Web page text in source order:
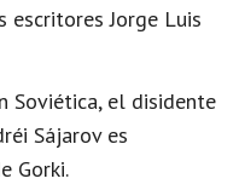
escritores Jorge Luis
Soviética, el disidente
Sájarov es
Gorki.